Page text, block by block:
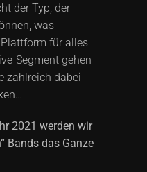
der Typ, der
was
für alles
Segment gehen
zahlreich dabei
2021 werden wir
Bands das Ganze